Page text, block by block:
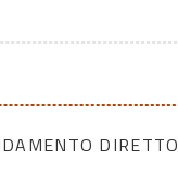
DIRETTO